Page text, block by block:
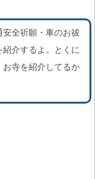
全祈願・車のお祓
介するよ。
とくに
お寺を紹介 してるか